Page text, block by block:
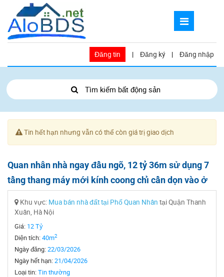
Đăng tin | Đăng ký | Đăng nhập
Tìm kiếm bất động sản
Tin hết hạn nhưng vẫn có thể còn giá trị giao dịch
Quan nhân nhà ngay đầu ngõ, 12 tỷ 36m sử dụng 7
tầng thang máy mới kính coong chỉ cần dọn vào ở
Khu vực: Mua bán nhà đất tại Phố Quan Nhân tại Quận Thanh
Xuân, Hà Nội
Giá: 12 Tỷ
Diện tích:40m2
Ngày đăng:22/03/2026
Ngày hết hạn:21/04/2026
Loại tin:Tin thường